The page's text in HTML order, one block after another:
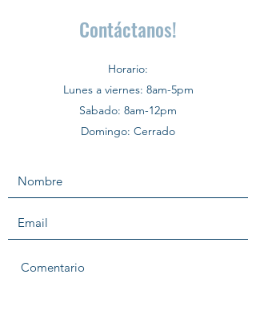
Contáctanos!
Horario:
Lunes a viernes: 8am-5pm
Sabado: 8am-12pm
Domingo: Cerrado